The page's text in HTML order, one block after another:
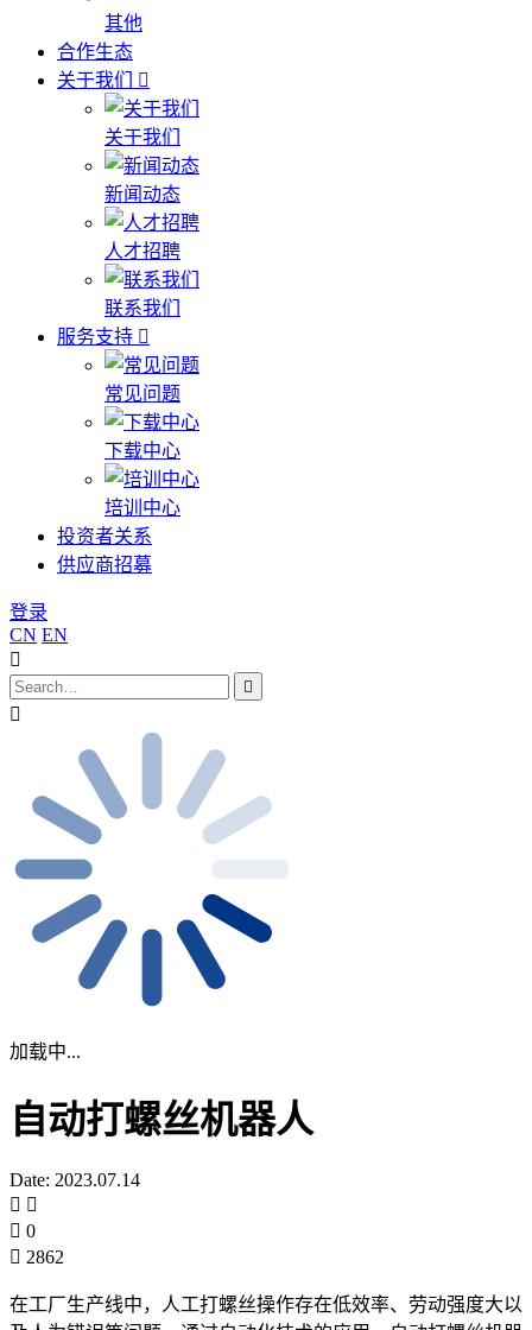
其他
合作生态
关于我们
关于我们
新闻动态
人才招聘
联系我们
服务支持
常见问题
下载中心
培训中心
投资者关系
供应商招募
登录
CN EN
加载中...
自动打螺丝机器人
Date: 2023.07.14
0
2862
在工厂生产线中，人工打螺丝操作存在低效率、劳动强度大以